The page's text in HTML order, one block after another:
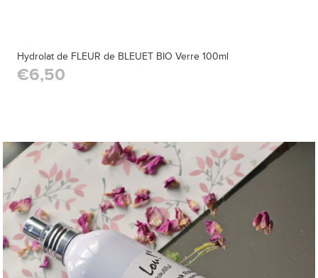
Hydrolat de FLEUR de BLEUET BIO Verre 100ml
€6,50